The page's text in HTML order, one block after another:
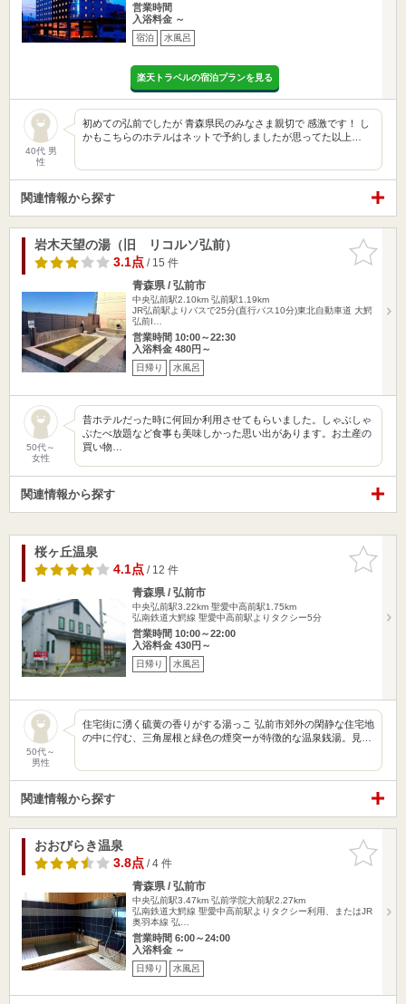
営業時間
入浴料金 ～
宿泊 水風呂
楽天トラベルの宿泊プランを見る
40代 男
性
初めての弘前でしたが 青森県民のみなさま親切で 感激です！ し
かもこちらのホテルはネットで予約しましたが思ってた以上…
関連情報から探す
お気に入
りに追加
岩木天望の湯（旧 リコルソ弘前）
3.1点/ 15 件
青森県 / 弘前市
中央弘前駅2.10km 弘前駅1.19km
JR弘前駅よりバスで25分(直行パス10分)東北自動車道 大鰐
弘前I…
営業時間 10:00～22:30
入浴料金 480円～
日帰り 水風呂
50代～
女性
昔ホテルだった時に何回か利用させてもらいました。しゃぶしゃ
ぶたべ放題など食事も美味しかった思い出があります。お土産の
買い物…
関連情報から探す
お気に入
りに追加
桜ヶ丘温泉
4.1点/ 12 件
青森県 / 弘前市
中央弘前駅3.22km 聖愛中高前駅1.75km
弘南鉄道大鰐線 聖愛中高前駅よりタクシー5分
営業時間 10:00～22:00
入浴料金 430円～
日帰り 水風呂
50代～
男性
住宅街に湧く硫黄の香りがする湯っこ 弘前市郊外の閑静な住宅地
の中に佇む、三角屋根と緑色の煙突ーが特徴的な温泉銭湯。見…
関連情報から探す
お気に入
りに追加
おおびらき温泉
3.8点/ 4 件
青森県 / 弘前市
中央弘前駅3.47km 弘前学院大前駅2.27km
弘南鉄道大鰐線 聖愛中高前駅よりタクシー利用、またはJR
奥羽本線 弘…
営業時間 6:00～24:00
入浴料金 ～
日帰り 水風呂